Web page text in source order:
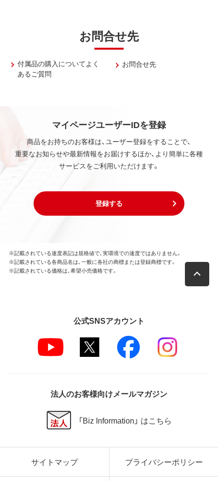
お問合せ先
付属品の購入についてよく
あるご質問
お問合せ先
マイページユーザーIDを登録
商品をお持ちのお客様は、ユーザー登録をすることで、
重要なお知らせや最新情報をお届けするほか、より簡単に各種
サービスをご利用いただけます。
登録する
※記載されている速度表記は規格値で、実環境での速度ではありません。
※記載されている各商品名は、一般に各社の商標または登録商標です。
※記載されている価格は、希望小売価格です。
公式SNSアカウント
法人のお客様向けメールマガジン
「Biz Information」 はこちら
サイトマップ プライバシーポリシー